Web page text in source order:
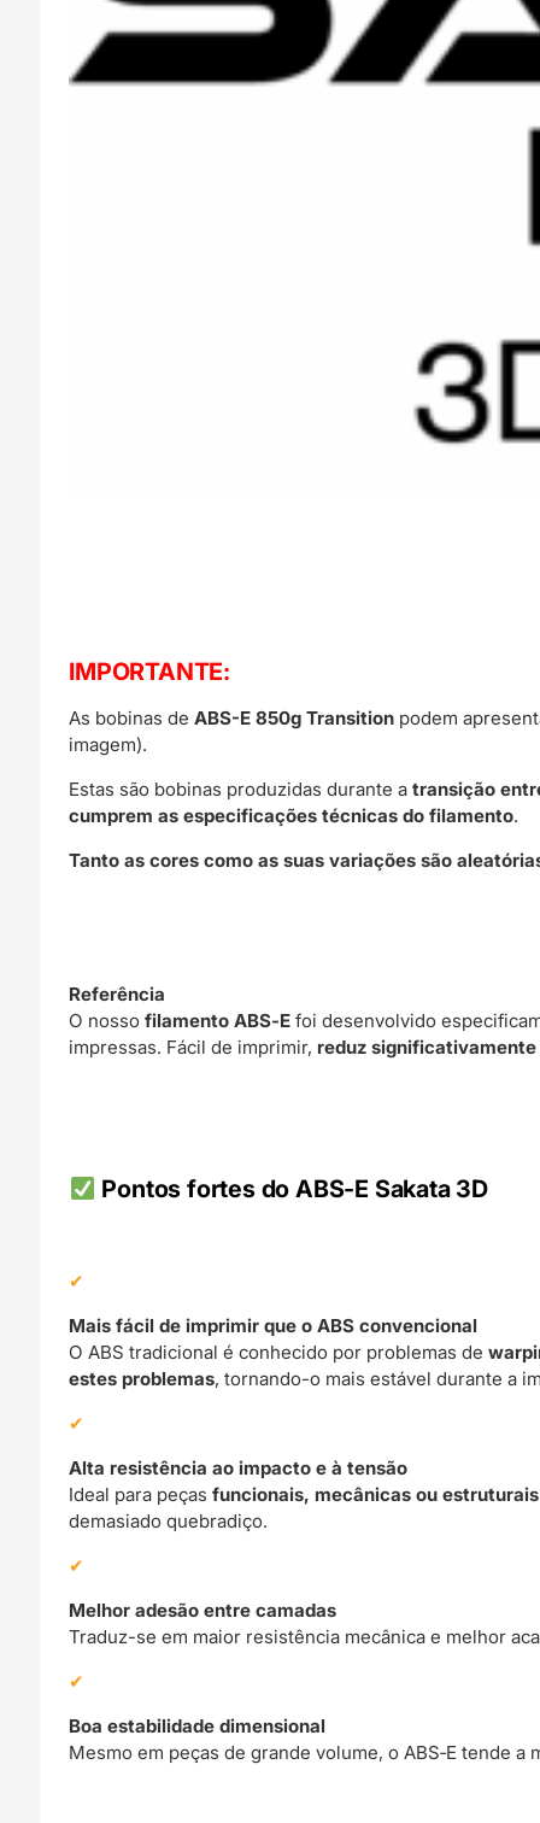
IMPORTANTE:
As bobinas deABS-E 850g Transition podem
imagem).
Estas são bobinas produzidas durante atransição
cumprem as especificações técnicas do filamento.
Tanto as cores como as suas variações são
Referência
O nossofilamento ABS‑E foi desenvolvido
impressas. Fácil de imprimir, reduz
Pontos fortes do ABS‑E Sakata 3D
Mais fácil de imprimir que o ABS convencional
O ABS tradicional é conhecido por problemas de
estes problemas, tornando-o mais estável durante a
Alta resistência ao impacto e à tensão
Ideal para peçasfuncionais, mecânicas ou estruturais
demasiado quebradiço.
Melhor adesão entre camadas
Traduz-se em maior resistência mecânica e melhor
Boa estabilidade dimensional
Mesmo em peças de grande volume, o ABS‑E tende